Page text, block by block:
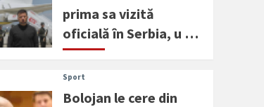
prima sa vizită
oficială în Serbia, u …
Sport
Bolojan le cere din